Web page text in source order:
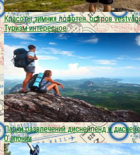
Красоты зимних лофотен. остров
Туризм интересное
Парки развлечений диснейленд и
О японии